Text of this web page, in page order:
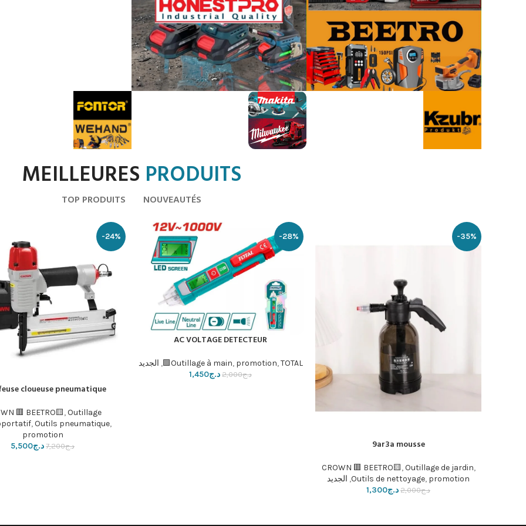
MEILLEURES PRODUITS
NOUVEAUTÉS
TOP PRODUITS
-35%
9ar3a mousse
CROWN 🟥 BEETRO🟨,Outillage de jardin,
Outils de nettoyage, promotion
, الجديد
د.ج2,000 د.ج1,300
-28%
إضافة إلى السلةAC VOLTAGE DETECTEUR
Outillage à main, promotion,TOTAL🟩
, الجديد
د.ج2,000 د.ج1,450
-24%
إضافة إلى السلة
cloueuse pneumatique
🟥 BEETRO🟨,Outillage
,Outils pneumatique,
promotion
د.ج7,200 د.ج5,500